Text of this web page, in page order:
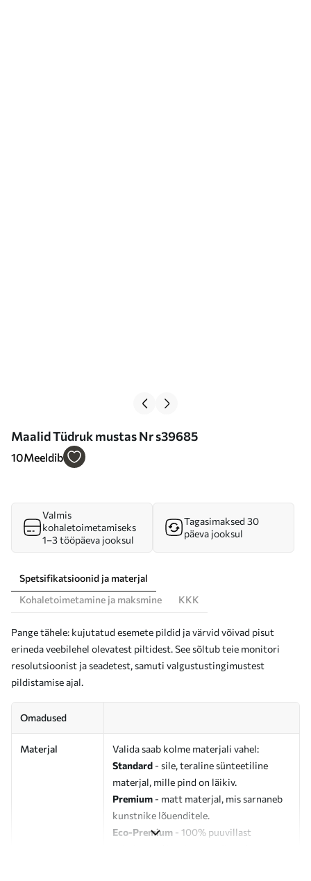
Maalid Tüdruk mustas Nr s39685
10Meeldib
Valmis
kohaletoimetamiseks
1–3 tööpäeva jooksul
Tagasimaksed 30
päeva jooksul
Spetsifikatsioonid ja materjal
Kohaletoimetamine ja maksmine
KKK
Pange tähele: kujutatud esemete pildid ja värvid võivad pisut
erineda veebilehel olevatest piltidest. See sõltub teie monitori
resolutsioonist ja seadetest, samuti valgustustingimustest
pildistamise ajal.
Omadused
Materjal
Valida saab kolme materjali vahel:
Standard - sile, teraline sünteetiline
materjal, mille pind on läikiv.
Premium - matt materjal, mis sarnaneb
kunstnike lõuenditele.
Eco-Premium - 100% puuvillast